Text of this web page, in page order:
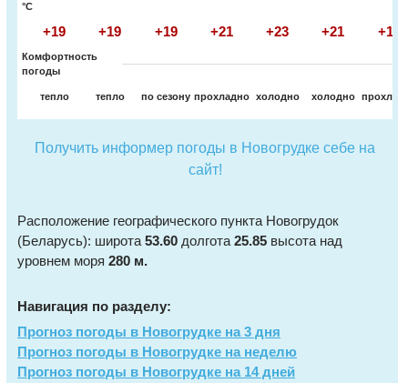
°C
+19 +19 +19 +21 +23 +21 +18
Комфортность
погоды
тепло тепло по сезону прохладно холодно холодно
Получить информер погоды в Новогрудке себе на
сайт!
Расположение географического пункта Новогрудок
(Беларусь): широта 53.60 долгота 25.85 высота над
уровнем моря 280 м.
Навигация по разделу:
Прогноз погоды в Новогрудке на 3 дня
Прогноз погоды в Новогрудке на неделю
Прогноз погоды в Новогрудке на 14 дней